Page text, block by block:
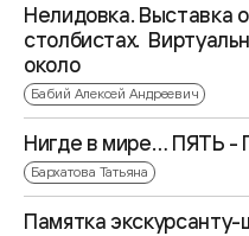
Нелидовка. Выставка
столбистах.
около
Бабий Алексей Андреевич
Нигде в мире… ПЯТЬ -
Бархатова Татьяна
Памятка экскурсанту-